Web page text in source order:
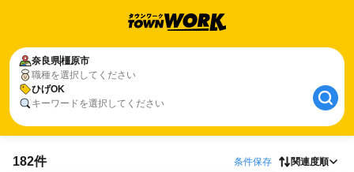
奈良県橿原市
職種を選択してください
ひげOK
キーワードを選択してください
182件 条件保存 関連度順